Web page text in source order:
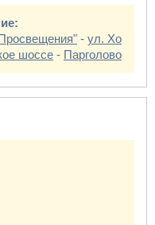
- ул. Хо
шоссе - Парголово